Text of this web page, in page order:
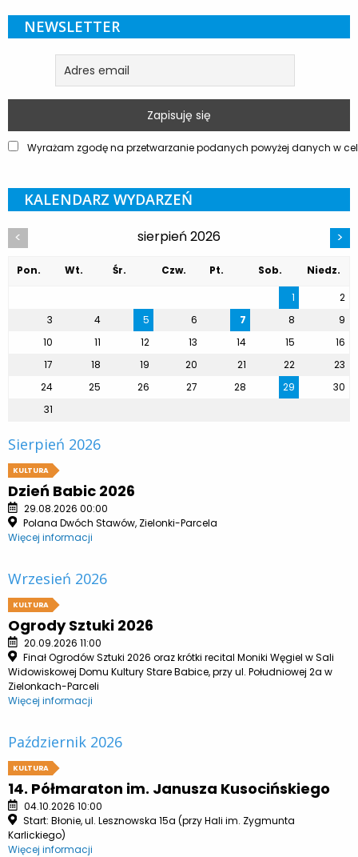
NEWSLETTER
Wyrażam zgodę na przetwarzanie podanych powyżej danych w
KALENDARZ WYDARZEŃ
< sierpień 2026 >
Pon. Wt. Śr. Czw. Pt. Sob.
Niedz.
1
2
3
4 5 6 7 8
9
10
11 12 13 14 15
16
17
18 19 20 21 22
23
24
25 26 27 28 29
30
31
Sierpień 2026
KULTURA
Dzień Babic 2026
29.08.2026 00:00
Polana Dwóch Stawów, Zielonki-Parcela
Więcej informacji
Wrzesień 2026
KULTURA
Ogrody Sztuki 2026
20.09.2026 11:00
Finał Ogrodów Sztuki 2026 oraz krótki recital Moniki Węgiel w Sali
Widowiskowej Domu Kultury Stare Babice, przy ul. Południowej 2a w
Zielonkach-Parceli
Więcej informacji
Październik 2026
KULTURA
14. Półmaraton im. Janusza Kusocińskiego
04.10.2026 10:00
Start: Błonie, ul. Lesznowska 15a (przy Hali im. Zygmunta
Karlickiego)
Więcej informacji